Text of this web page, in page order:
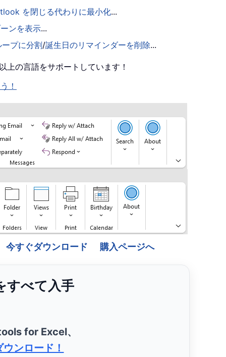
を閉じる代わりに最小化...
ンを表示...
プに分割/誕生日のリマインダーを削除...
の言語をサポートしています！
！
今すぐダウンロード 購入ページへ
すべて入手
for Excel、
ンロード！